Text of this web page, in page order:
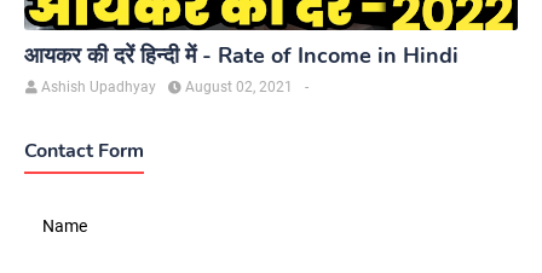
आयकर की दरें हिन्दी में - Rate of Income in Hindi
Ashish Upadhyay -
August 02, 2021
Contact Form
Name